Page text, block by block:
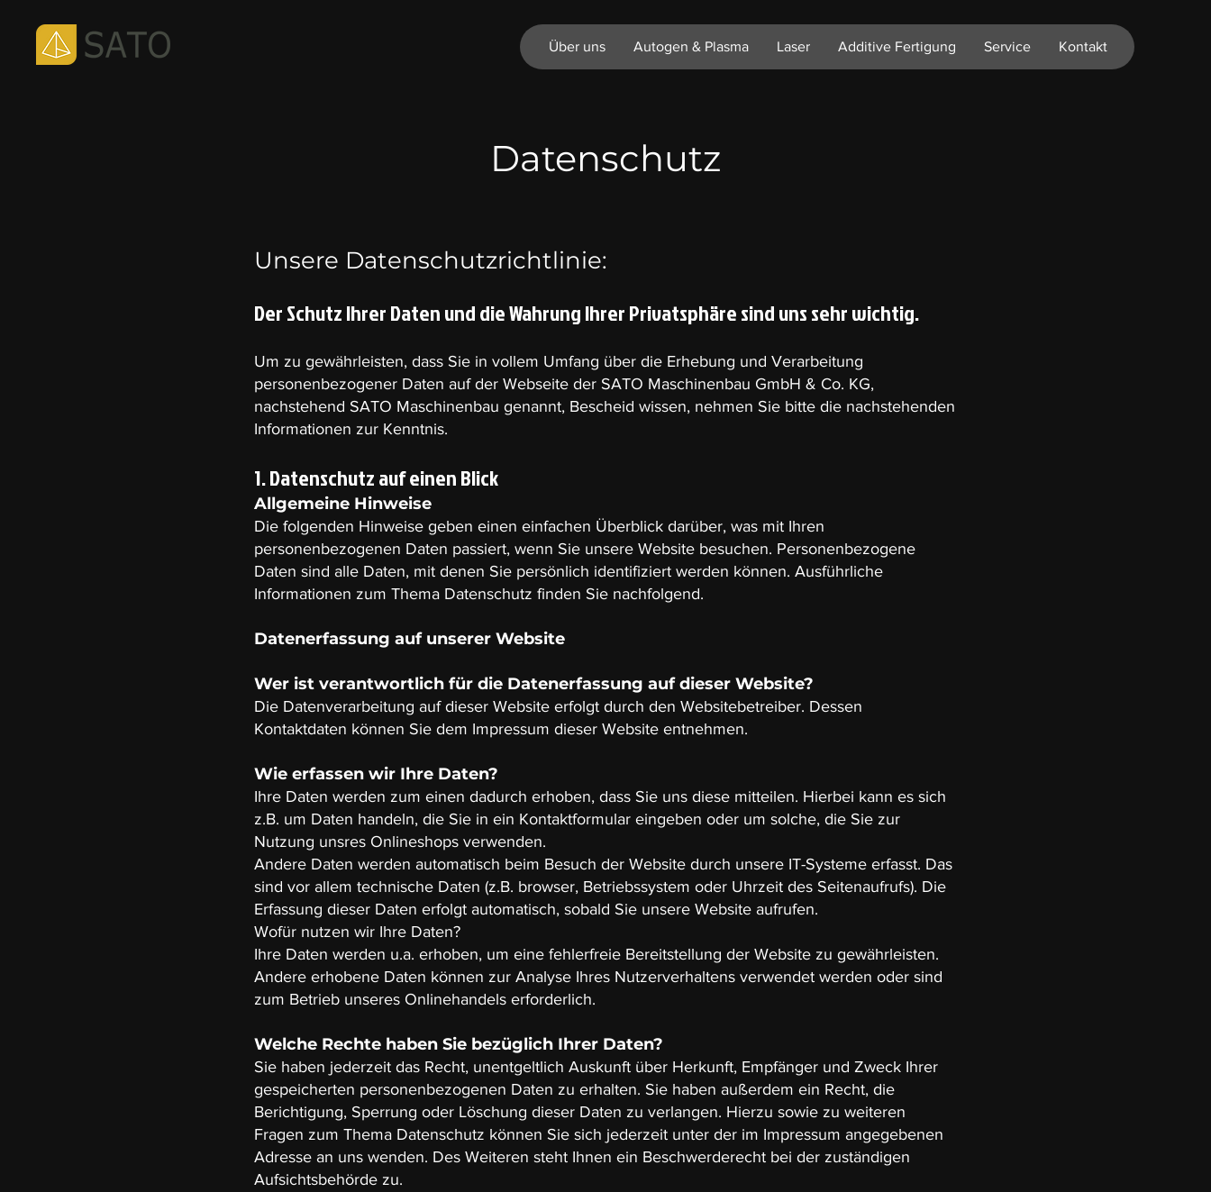
Über uns Autogen & Plasma Laser Additive Fertigung Service Kontakt
Datenschutz
Unsere Datenschutzrichtlinie:
Der Schutz Ihrer Daten und die Wahrung Ihrer Privatsphäre sind uns sehr wichtig.
Um zu gewährleisten, dass Sie in vollem Umfang über die Erhebung und Verarbeitung
personenbezogener Daten auf der Webseite der SATO Maschinenbau GmbH & Co. KG,
nachstehend SATO Maschinenbau genannt, Bescheid wissen, nehmen Sie bitte die nachstehenden
Informationen zur Kenntnis.
1. Datenschutz auf einen Blick
Allgemeine Hinweise
Die folgenden Hinweise geben einen einfachen Überblick darüber, was mit Ihren
personenbezogenen Daten passiert, wenn Sie unsere Website besuchen. Personenbezogene
Daten sind alle Daten, mit denen Sie persönlich identifiziert werden können. Ausführliche
Informationen zum Thema Datenschutz finden Sie nachfolgend.
Datenerfassung auf unserer Website
Wer ist verantwortlich für die Datenerfassung auf dieser Website?
Die Datenverarbeitung auf dieser Website erfolgt durch den Websitebetreiber. Dessen
Kontaktdaten können Sie dem Impressum dieser Website entnehmen.
Wie erfassen wir Ihre Daten?
Ihre Daten werden zum einen dadurch erhoben, dass Sie uns diese mitteilen. Hierbei kann es sich
z.B. um Daten handeln, die Sie in ein Kontaktformular eingeben oder um solche, die Sie zur
Nutzung unsres Onlineshops verwenden.
Andere Daten werden automatisch beim Besuch der Website durch unsere IT-Systeme erfasst. Das
sind vor allem technische Daten (z.B. browser, Betriebssystem oder Uhrzeit des Seitenaufrufs). Die
Erfassung dieser Daten erfolgt automatisch, sobald Sie unsere Website aufrufen.
Wofür nutzen wir Ihre Daten?
Ihre Daten werden u.a. erhoben, um eine fehlerfreie Bereitstellung der Website zu gewährleisten.
Andere erhobene Daten können zur Analyse Ihres Nutzerverhaltens verwendet werden oder sind
zum Betrieb unseres Onlinehandels erforderlich.
Welche Rechte haben Sie bezüglich Ihrer Daten?
Sie haben jederzeit das Recht, unentgeltlich Auskunft über Herkunft, Empfänger und Zweck Ihrer
gespeicherten personenbezogenen Daten zu erhalten. Sie haben außerdem ein Recht, die
Berichtigung, Sperrung oder Löschung dieser Daten zu verlangen. Hierzu sowie zu weiteren
Fragen zum Thema Datenschutz können Sie sich jederzeit unter der im Impressum angegebenen
Adresse an uns wenden. Des Weiteren steht Ihnen ein Beschwerderecht bei der zuständigen
Aufsichtsbehörde zu.